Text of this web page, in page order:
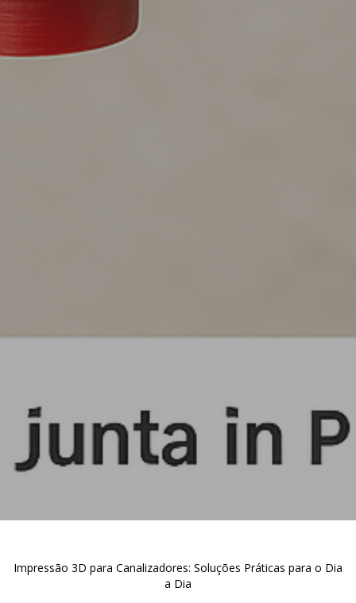
Impressão 3D para Canalizadores: Soluções Práticas para o Dia
a Dia